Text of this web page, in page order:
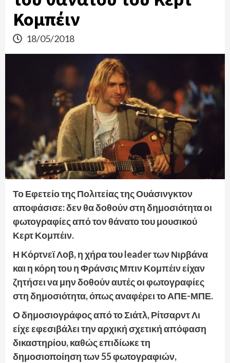
Κομπέιν
18/05/2018
Το Εφετείο της Πολιτείας της Ουάσινγκτον
αποφάσισε: δεν θα δοθούν στη δημοσιότητα οι
φωτογραφίες από τον θάνατο του μουσικού
Κερτ Κομπέιν.
Η Κόρτνεϊ Λοβ, η χήρα του leader των Νιρβάνα
και η κόρη του η Φράνσις Μπιν Κομπέιν είχαν
ζητήσει να μην δοθούν αυτές οι φωτογραφίες
στη δημοσιότητα, όπως αναφέρει το ΑΠΕ-ΜΠΕ.
Ο δημοσιογράφος από το Σιάτλ, Ρίτσαρντ Λι
είχε εφεσιβάλει την αρχική σχετική απόφαση
δικαστηρίου, καθώς επιδίωκε τη
δημοσιοποίηση των 55 φωτογραφιών,